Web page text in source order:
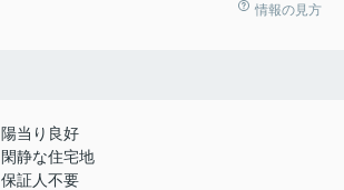
情報の見方
陽当り良好
閑静な住宅地
保証人不要